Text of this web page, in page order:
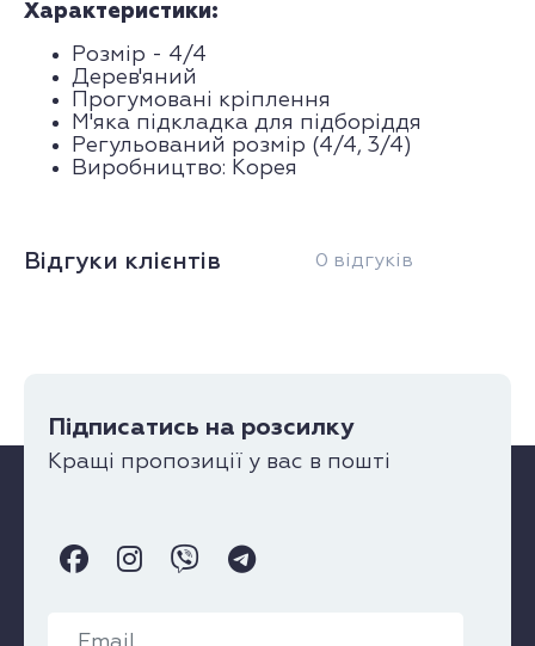
Характеристики:
Розмір - 4/4
Дерев'яний
Прогумовані кріплення
М'яка підкладка для підборіддя
Регульований розмір (4/4, 3/4)
Виробництво: Корея
Відгуки клієнтів 0 відгуків
Підписатись на розсилку
Кращі пропозиції у вас в пошті